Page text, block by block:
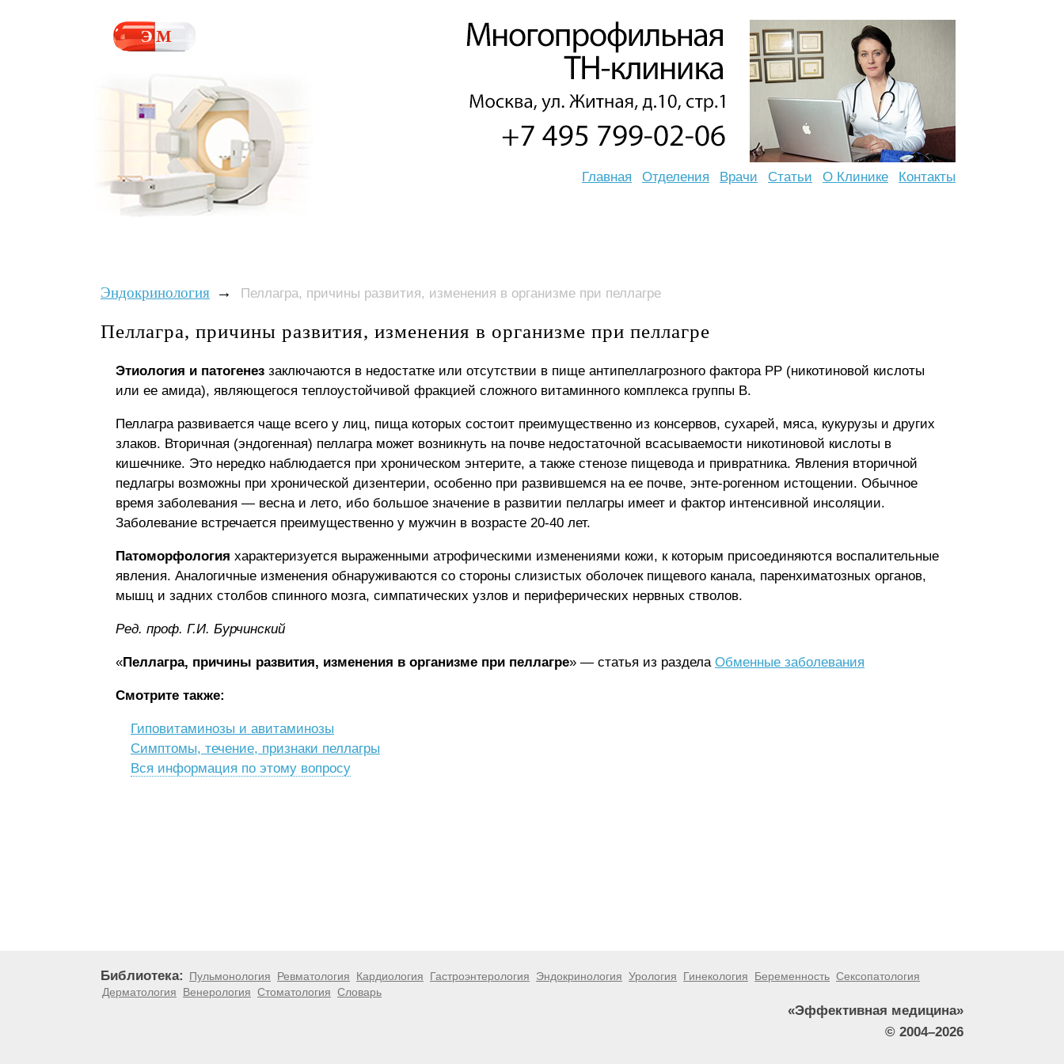
Главная Отделения Врачи Статьи О Клинике Контакты
Эндокринология → Пеллагра, причины развития, изменения в организме при пеллагре
Пеллагра, причины развития, изменения в организме при пеллагре
Этиология и патогенез заключаются в недостатке или отсутствии в пище антипеллагрозного фактора РР (никотиновой кислоты
или ее амида), являющегося теплоустойчивой фракцией сложного витаминного комплекса группы В.
Пеллагра развивается чаще всего у лиц, пища которых состоит преимущественно из консервов, сухарей, мяса, кукурузы и других
злаков. Вторичная (эндогенная) пеллагра может возникнуть на почве недостаточной всасываемости никотиновой кислоты в
кишечнике. Это нередко наблюдается при хроническом энтерите, а также стенозе пищевода и привратника. Явления вторичной
педлагры возможны при хронической дизентерии, особенно при развившемся на ее почве, энте-рогенном истощении. Обычное
время заболевания — весна и лето, ибо большое значение в развитии пеллагры имеет и фактор интенсивной инсоляции.
Заболевание встречается преимущественно у мужчин в возрасте 20-40 лет.
Патоморфология характеризуется выраженными атрофическими изменениями кожи, к которым присоединяются воспалительные
явления. Аналогичные изменения обнаруживаются со стороны слизистых оболочек пищевого канала, паренхиматозных органов,
мышц и задних столбов спинного мозга, симпатических узлов и периферических нервных стволов.
Ред. проф. Г.И. Бурчинский
«Пеллагра, причины развития, изменения в организме при пеллагре» — статья из раздела Обменные заболевания
Смотрите также:
Гиповитаминозы и авитаминозы
Симптомы, течение, признаки пеллагры
Вся информация по этому вопросу
Библиотека: Пульмонология Ревматология Кардиология Гастроэнтерология Эндокринология Урология Гинекология Беременность Сексопатология
Дерматология
Венерология Стоматология Словарь
«Эффективная медицина»
© 2004–2026